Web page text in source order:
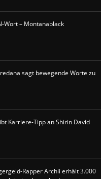
Wort – Montanablack
sagt bewegende Worte zu
Karriere-Tipp an Shirin David
Rapper Archii erhält 3.000